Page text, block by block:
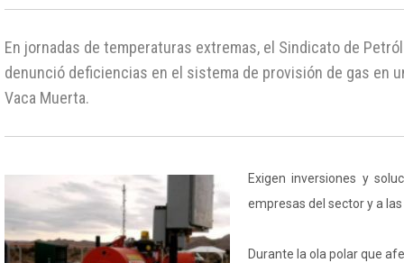
En jornadas de temperaturas extremas, el Sindicato de
denunció deficiencias en el sistema de provisión de gas en
Vaca Muerta.
Exigen inversiones y
empresas del sector y a
Durante la ola polar que